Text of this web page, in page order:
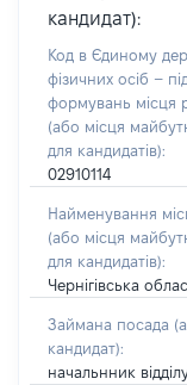
кандидат):
Код в Єдиному
фізичних осіб –
формувань місця
(або місця
для кандидатів):
02910114
Найменування
(або місця
для кандидатів):
Чернігівська
Займана посада
кандидат):
начальнник